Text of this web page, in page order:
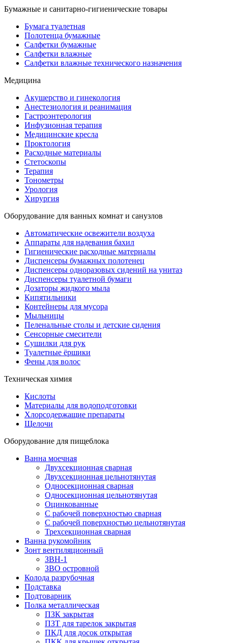
Бумажные и санитарно-гигиенические товары
Бумага туалетная
Полотенца бумажные
Салфетки бумажные
Салфетки влажные
Салфетки влажные технического назначения
Медицина
Акушерство и гинекология
Анестезиология и реанимация
Гастроэнтерология
Инфузионная терапия
Медицинские кресла
Проктология
Расходные материалы
Стетоскопы
Терапия
Тонометры
Урология
Хирургия
Оборудование для ванных комнат и санузлов
Автоматические освежители воздуха
Аппараты для надевания бахил
Гигиенические расходные материалы
Диспенсеры бумажных полотенец
Диспенсеры одноразовых сидений на унитаз
Диспенсеры туалетной бумаги
Дозаторы жидкого мыла
Кипятильники
Контейнеры для мусора
Мыльницы
Пеленальные столы и детские сидения
Сенсорные смесители
Сушилки для рук
Туалетные ёршики
Фены для волос
Техническая химия
Кислоты
Материалы для водоподготовки
Хлорсодержащие препараты
Щелочи
Оборудование для пищеблока
Ванна моечная
Двухсекционная сварная
Двухсекционная цельнотянутая
Односекционная сварная
Односекционная цельнотянутая
Оцинкованные
С рабочей поверхностью сварная
С рабочей поверхностью цельнотянутая
Трехсекционная сварная
Ванна рукомойник
Зонт вентиляционный
ЗВН-1
ЗВО островной
Колода разрубочная
Подставка
Подтоварник
Полка металлическая
ПЗК закрытая
ПЗТ для тарелок закрытая
ПКД для досок открытая